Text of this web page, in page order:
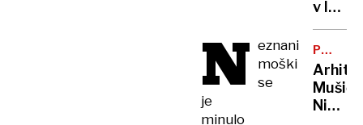
N eznani
moški
se
je
minulo
zadavil
v lov
na
nov
rekord
CENTER
Mušič:
Nikoli